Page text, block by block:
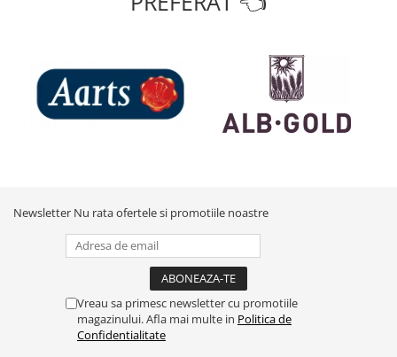
Newsletter Nu rata ofertele si promotiile noastre
Vreau sa primesc newsletter cu promotiile
magazinului. Afla mai multe in Politica de
Confidentialitate